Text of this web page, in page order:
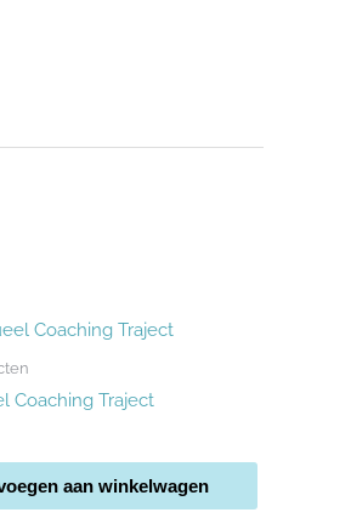
Coaching Traject
aan winkelwagen